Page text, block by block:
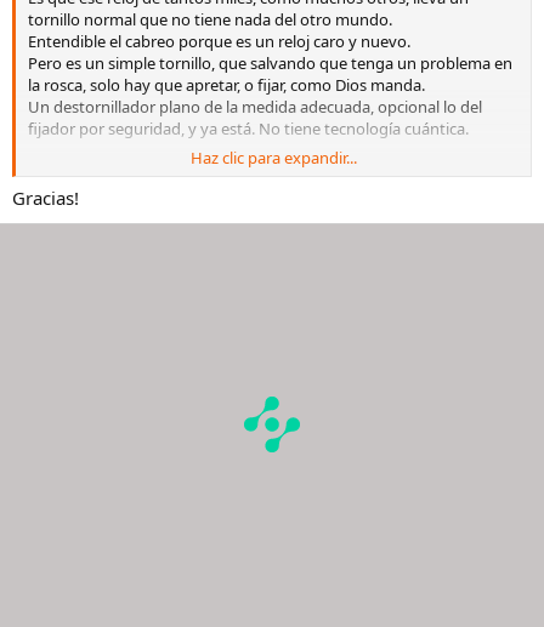
tornillo normal que no tiene nada del otro mundo.
Entendible el cabreo porque es un reloj caro y nuevo.
Pero es un simple tornillo, que salvando que tenga un problema en
la rosca, solo hay que apretar, o fijar, como Dios manda.
Un destornillador plano de la medida adecuada, opcional lo del
fijador por seguridad, y ya está. No tiene tecnología cuántica.
Haz clic para expandir...
Gracias!